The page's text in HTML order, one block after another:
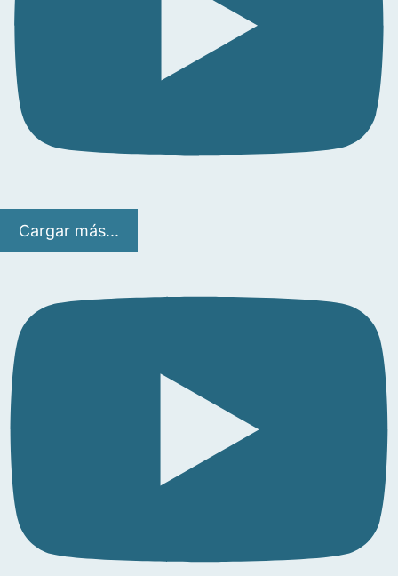
Cargar más...